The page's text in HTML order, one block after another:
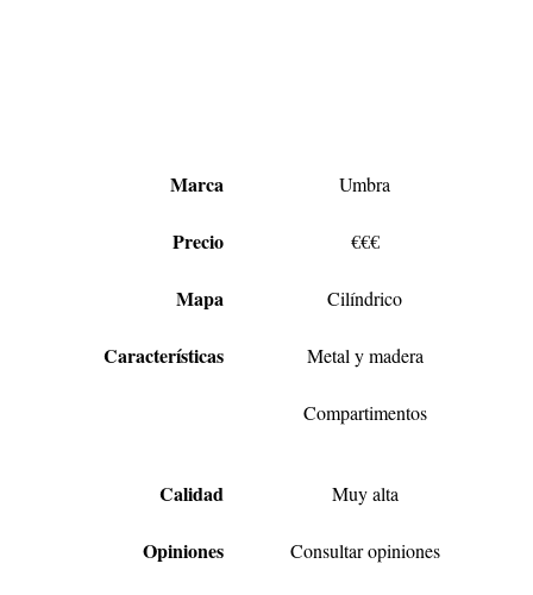
Marca Umbra
Precio €€€
Mapa Cilíndrico
Características Metal y madera
Compartimentos
Calidad Muy alta
Opiniones Consultar opiniones